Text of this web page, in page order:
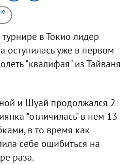
в Токио лидер
оступилась уже в первом
"квалифая" из Тайваня
и Шуай продолжался 2
"отличилась" в нем 13-
в то время как
себе ошибиться на
раза.